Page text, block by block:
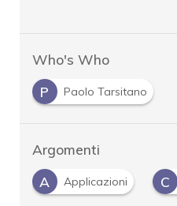
Who's Who
P
Paolo Tarsitano
Argomenti
A Applicazioni C